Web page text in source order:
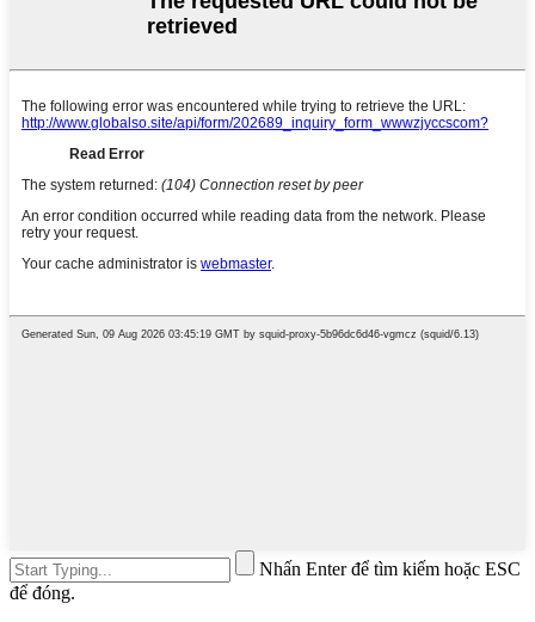
Nhấn Enter để tìm kiếm hoặc ESC
để đóng.